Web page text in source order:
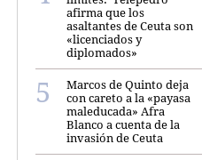
afirma que los
asaltantes de Ceuta son
«licenciados y
diplomados»
Marcos de Quinto deja
con careto a la «payasa
maleducada» Afra
Blanco a cuenta de la
invasión de Ceuta